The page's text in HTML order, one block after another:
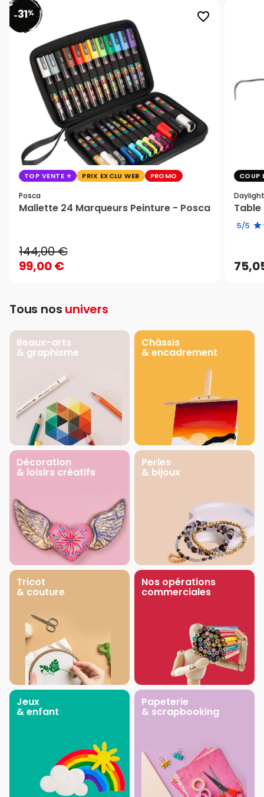
favorite_border
-31%
TOP VENTE PRIX EXCLU WEB PROMO
Posca
Mallette 24 Marqueurs Peinture - Posca
144,00 €
99,00 €
COUP
Daylight
Table
5/5
Tous nos univers
Beaux-arts
& graphisme
Châssis
& encadrement
Décoration
& loisirs créatifs
Perles
& bijoux
Tricot
& couture
Nos opérations
commerciales
Jeux
& enfant
Papeterie
& scrapbooking